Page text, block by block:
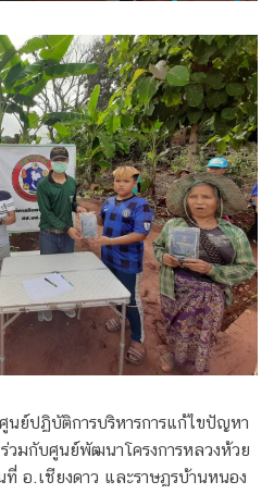
ย์ปฏิบัติการบริหารการแก้ไขปัญหา
วมกับศูนย์พัฒนาโครงการหลวงห้วย
อ.เชียงดาว และราษฏรบ้านหนอง